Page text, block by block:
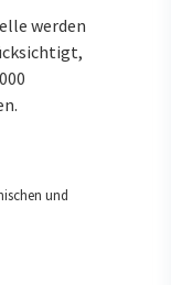
werden
und